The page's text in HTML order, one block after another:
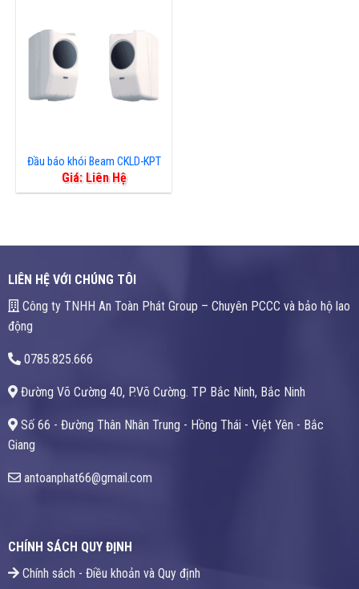
Đầu báo khói Beam CKLD-KPT
Giá: Liên Hệ
LIÊN HỆ VỚI CHÚNG TÔI
Công ty TNHH An Toàn Phát Group – Chuyên PCCC và bảo hộ lao
động
0785.825.666
Đường Võ Cường 40, P.Võ Cường. TP Bắc Ninh, Bắc Ninh
Số 66 - Đường Thân Nhân Trung - Hồng Thái - Việt Yên - Bắc
Giang
antoanphat66@gmail.com
CHÍNH SÁCH QUY ĐỊNH
Chính sách - Điều khoản và Quy định